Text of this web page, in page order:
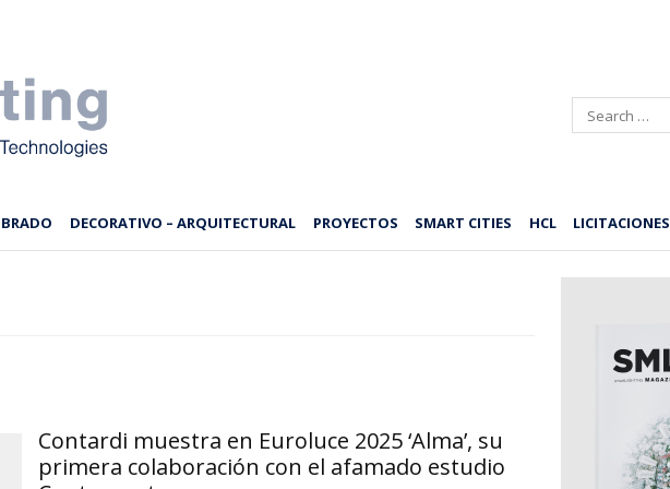
Search
DECORATIVO – ARQUITECTURAL PROYECTOS SMART CITIES HCL LICITACIONES
Contardi muestra en Euroluce 2025 ‘Alma’, su
primera colaboración con el afamado estudio